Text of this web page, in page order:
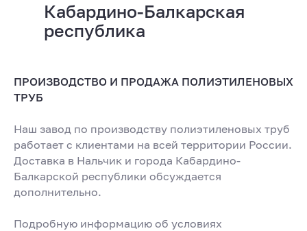
8 (800) 200-56-
01
info@immid.ru
Кабардино-Балкарская
республика
ПРОИЗВОДСТВО И ПРОДАЖА ПОЛИЭТИЛЕНОВЫХ
ТРУБ
Наш завод по производству полиэтиленовых труб
работает с клиентами на всей территории России.
Доставка в Нальчик и города Кабардино-
Балкарской республики обсуждается
дополнительно.
Подробную информацию об условиях